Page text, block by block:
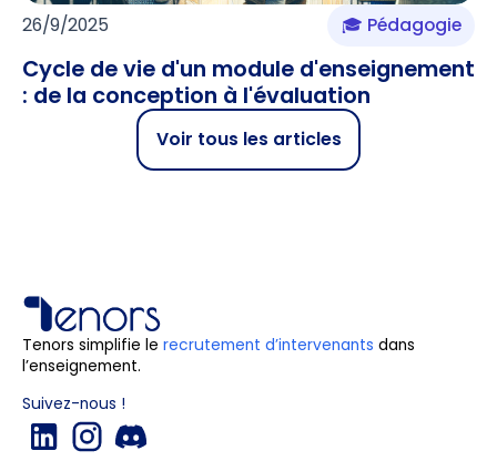
26/9/2025 🎓 Pédagogie
Cycle de vie d'un module d'enseignement
: de la conception à l'évaluation
Voir tous les articles
Tenors simplifie le recrutement d’intervenants dans
l’enseignement.
Suivez-nous !